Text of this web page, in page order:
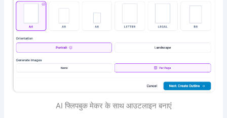
AI फ्लिपबुक मेकर के साथ आउटलाइन बनाएं